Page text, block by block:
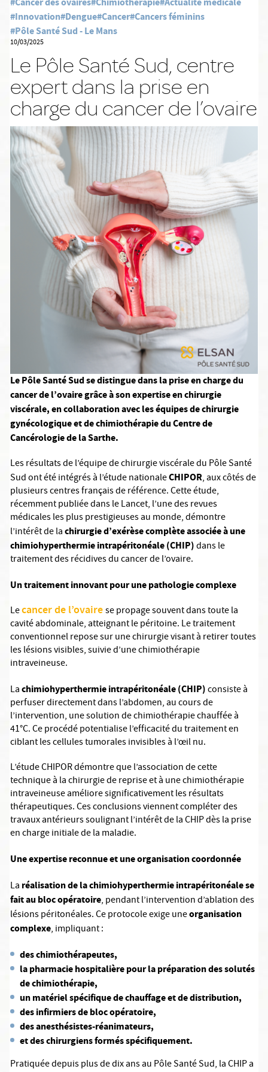
#Innovation#Dengue#Cancer#Cancers féminins
#Pôle Santé Sud - Le Mans
10/03/2025
Le Pôle Santé Sud, centre
expert dans la prise en
charge du cancer de l’ovaire
Le Pôle Santé Sud se distingue dans la prise en charge du
cancer de l’ovaire grâce à son expertise en chirurgie
viscérale, en collaboration avec les équipes de chirurgie
gynécologique et de chimiothérapie du Centre de
Cancérologie de la Sarthe.
Les résultats de l’équipe de chirurgie viscérale du Pôle Santé
Sud ont été intégrés à l’étude nationaleCHIPOR, aux côtés de
plusieurs centres français de référence. Cette étude,
récemment publiée dans le Lancet, l’une des revues
médicales les plus prestigieuses au monde, démontre
l’intérêt de lachirurgie d’exérèse complète associée à une
chimiohyperthermie intrapéritonéale (CHIP)dans le
traitement des récidives du cancer de l’ovaire.
Un traitement innovant pour une pathologie complexe
Lecancer de l’ovairese propage souvent dans toute la
cavité abdominale, atteignant le péritoine. Le traitement
conventionnel repose sur une chirurgie visant à retirer toutes
les lésions visibles, suivie d’une chimiothérapie
intraveineuse.
Lachimiohyperthermie intrapéritonéale (CHIP)consiste à
perfuser directement dans l’abdomen, au cours de
l’intervention, une solution de chimiothérapie chauffée à
41°C. Ce procédé potentialise l’efficacité du traitement en
ciblant les cellules tumorales invisibles à l’œil nu.
L’étude CHIPOR démontre que l’association de cette
technique à la chirurgie de reprise et à une chimiothérapie
intraveineuse améliore significativement les résultats
thérapeutiques. Ces conclusions viennent compléter des
travaux antérieurs soulignant l’intérêt de la CHIP dès la prise
en charge initiale de la maladie.
Une expertise reconnue et une organisation coordonnée
La réalisation de la chimiohyperthermie intrapéritonéale se
fait au bloc opératoire, pendant l’intervention d’ablation des
lésions péritonéales. Ce protocole exige uneorganisation
complexe, impliquant :
des chimiothérapeutes,
la pharmacie hospitalière pour la préparation des solutés
de chimiothérapie,
un matériel spécifique de chauffage et de distribution,
des infirmiers de bloc opératoire,
des anesthésistes-réanimateurs,
et des chirurgiens formés spécifiquement.
Pratiquée depuis plus de dix ans au Pôle Santé Sud, la CHIP a